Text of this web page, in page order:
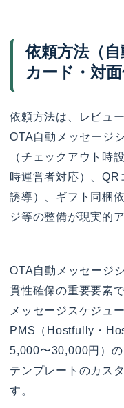
依頼方法（
カード・対面
依頼方法は、レビュ
OTA自動メッセージ
（チェックアウト時
時運営者対応）、
誘導）、ギフト同梱
ジ等の整備が現実的
OTA自動メッセージ
貫性確保の重要要素
メッセージスケジュ
PMS（Hostfully・
5,000〜30,000円）
テンプレートのカス
す。